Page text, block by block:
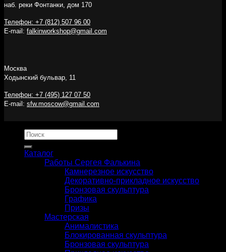
наб. реки Фонтанки, дом 170
Телефон: +7 (812) 507 96 00
E-mail: falkinworkshop@gmail.com
Москва
Ходынский бульвар, 11
Телефон: +7 (495) 127 07 50
E-mail: sfw.moscow@gmail.com
Искать:
Каталог
Работы Сергея Фалькина
Камнерезное искусство
Декоративно-прикладное искусство
Бронзовая скульптура
Графика
Призы
Мастерская
Анималистика
Блокированная скульптура
Бронзовая скульптура